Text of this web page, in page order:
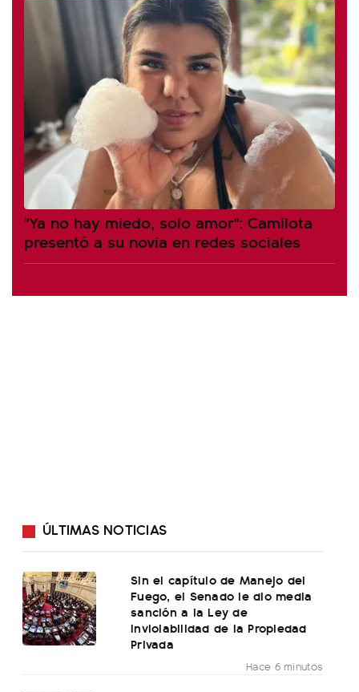
"Ya no hay miedo, solo amor": Camilota
presentó a su novia en redes sociales
ÚLTIMAS NOTICIAS
Sin el capítulo de Manejo del
Fuego, el Senado le dio media
sanción a la Ley de
Inviolabilidad de la Propiedad
Privada
Hace 6 minutos